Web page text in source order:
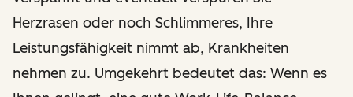
Herzrasen oder noch Schlimmeres, Ihre
Leistungsfähigkeit nimmt ab, Krankheiten
nehmen zu. Umgekehrt bedeutet das: Wenn es